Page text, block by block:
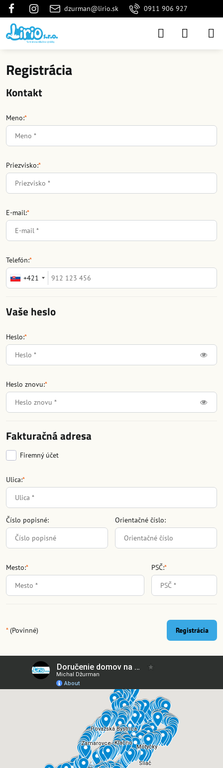
dzurman@lirio.sk 0911 906 927
Registrácia
Kontakt
Meno:*
Priezvisko:*
E-mail:*
Telefón:*
+421
Vaše heslo
Heslo:*
Heslo znovu:*
Fakturačná adresa
Firemný účet
Ulica:*
Číslo popisné: Orientačné číslo:
Mesto:* PSČ:*
*(Povinné) Registrácia